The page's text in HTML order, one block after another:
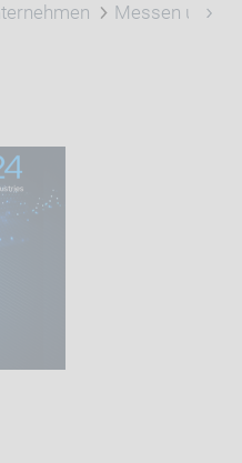
Messen und